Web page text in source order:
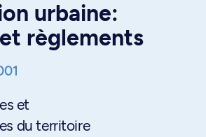
urbaine:
règlements
et
du territoire